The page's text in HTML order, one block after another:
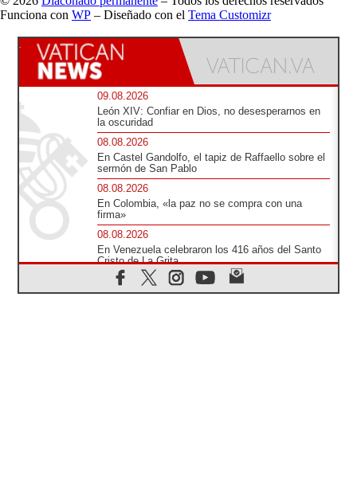
Funciona con WP – Diseñado con el Tema Customizr
09.08.2026
León XIV: Confiar en Dios, no desesperarnos en
la oscuridad
08.08.2026
En Castel Gandolfo, el tapiz de Raffaello sobre el
sermón de San Pablo
08.08.2026
En Colombia, «la paz no se compra con una
firma»
08.08.2026
En Venezuela celebraron los 416 años del Santo
Cristo de La Grita
08.08.2026
El Papa: en Santa Ágata contemplamos la